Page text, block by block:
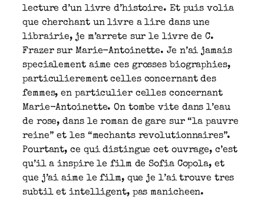
lecture d’un livre d’histoire. Et puis volia
que cherchant un livre a lire dans une
librairie, je m’arrete sur le livre de C.
Frazer sur Marie-Antoinette. Je n’ai jamais
specialement aime ces grosses biographies,
particulierement celles concernant des
femmes, en particulier celles concernant
Marie-Antoinette. On tombe vite dans l’eau
de rose, dans le roman de gare sur “la pauvre
reine” et les “mechants revolutionnaires”.
Pourtant, ce qui distingue cet ouvrage, c’est
qu’il a inspire le film de Sofia Copola, et
que j’ai aime le film, que je l’ai trouve tres
subtil et intelligent, pas manicheen.